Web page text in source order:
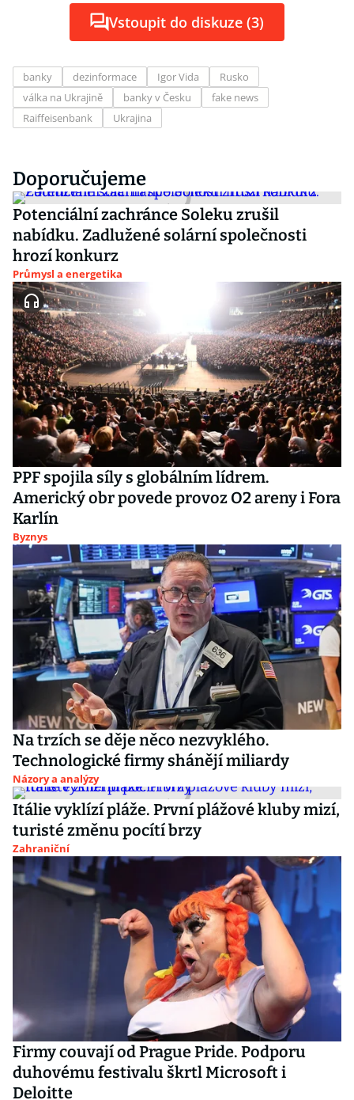
Vstoupit do diskuze (3)
banky dezinformace Igor Vida
Rusko
válka na Ukrajině
banky v Česku
fake news
Raiffeisenbank
Ukrajina
Doporučujeme
Potenciální zachránce Soleku zrušil
nabídku. Zadlužené solární společnosti
hrozí konkurz
Průmysl a energetika
PPF spojila síly s globálním lídrem.
Americký obr povede provoz O2 areny i Fora
Karlín
Byznys
Na trzích se děje něco nezvyklého.
Technologické firmy shánějí miliardy
Názory a analýzy
Itálie vyklízí pláže. První plážové kluby mizí,
turisté změnu pocítí brzy
Zahraniční
Firmy couvají od Prague Pride. Podporu
duhovému festivalu škrtl Microsoft i
Deloitte